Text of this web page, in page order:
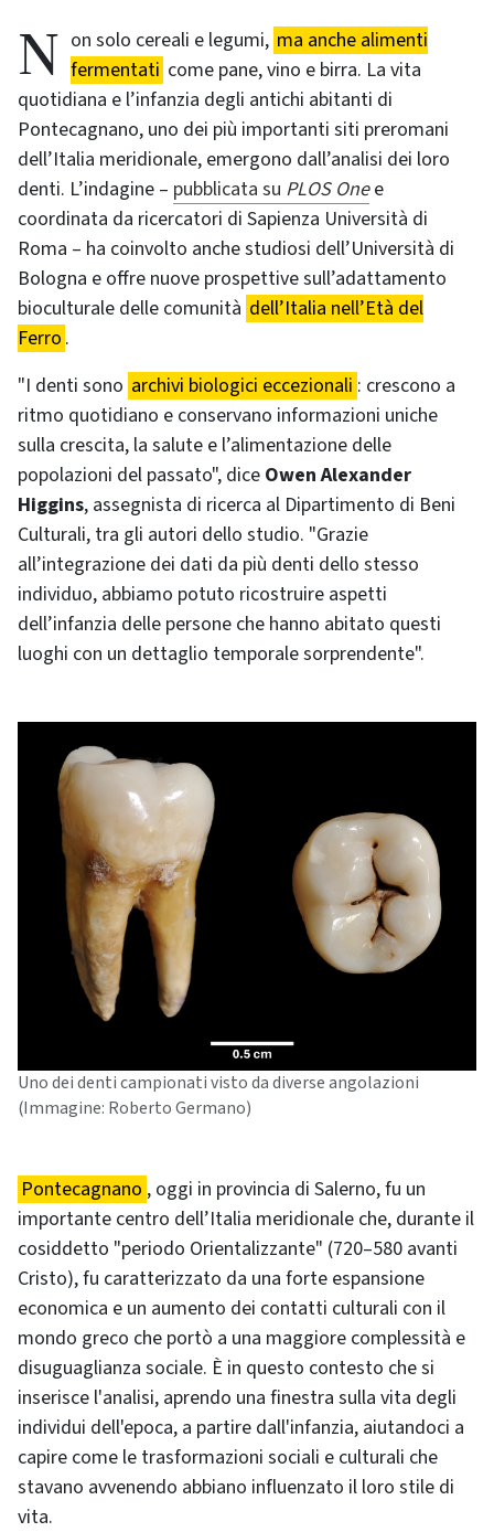
Non solo cereali e legumi, ma anche alimenti
fermentati come pane, vino e birra. La vita
quotidiana e l’infanzia degli antichi abitanti di
Pontecagnano, uno dei più importanti siti preromani
dell’Italia meridionale, emergono dall’analisi dei loro
denti. L’indagine – pubblicata su PLOS One e
coordinata da ricercatori di Sapienza Università di
Roma – ha coinvolto anche studiosi dell’Università di
Bologna e offre nuove prospettive sull’adattamento
bioculturale delle comunità dell’Italia nell’Età del
Ferro .
"I denti sono archivi biologici eccezionali : crescono a
ritmo quotidiano e conservano informazioni uniche
sulla crescita, la salute e l’alimentazione delle
popolazioni del passato", dice Owen Alexander
Higgins, assegnista di ricerca al Dipartimento di Beni
Culturali, tra gli autori dello studio. "Grazie
all’integrazione dei dati da più denti dello stesso
individuo, abbiamo potuto ricostruire aspetti
dell’infanzia delle persone che hanno abitato questi
luoghi con un dettaglio temporale sorprendente".
Uno dei denti campionati visto da diverse angolazioni
(Immagine: Roberto Germano)
Pontecagnano , oggi in provincia di Salerno, fu un
importante centro dell’Italia meridionale che, durante il
cosiddetto "periodo Orientalizzante" (720–580 avanti
Cristo), fu caratterizzato da una forte espansione
economica e un aumento dei contatti culturali con il
mondo greco che portò a una maggiore complessità e
disuguaglianza sociale. È in questo contesto che si
inserisce l'analisi, aprendo una finestra sulla vita degli
individui dell'epoca, a partire dall'infanzia, aiutandoci a
capire come le trasformazioni sociali e culturali che
stavano avvenendo abbiano influenzato il loro stile di
vita.